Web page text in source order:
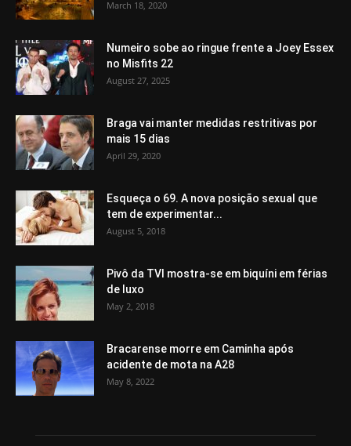
March 18, 2020
Numeiro sobe ao ringue frente a Joey Essex
no Misfits 22
August 27, 2025
Braga vai manter medidas restritivas por
mais 15 dias
April 29, 2020
Esqueça o 69. A nova posição sexual que
tem de experimentar...
August 5, 2018
Pivô da TVI mostra-se em biquíni em férias
de luxo
May 2, 2018
Bracarense morre em Caminha após
acidente de mota na A28
May 8, 2022